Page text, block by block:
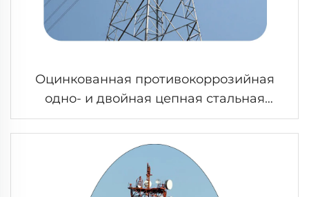
Оцинкованная противокоррозийная
одно- и двойная цепная стальная
конструкция вышки для передачи
электроэнергии, угловая стальная
решетчатая опора